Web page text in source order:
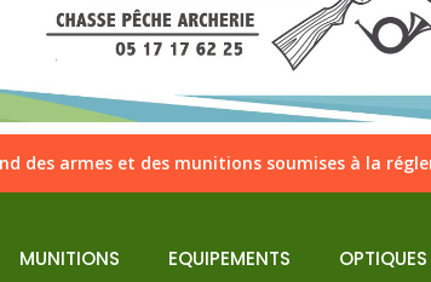
des armes et des munitions soumises à la
MUNITIONS EQUIPEMENTS OPTIQUES